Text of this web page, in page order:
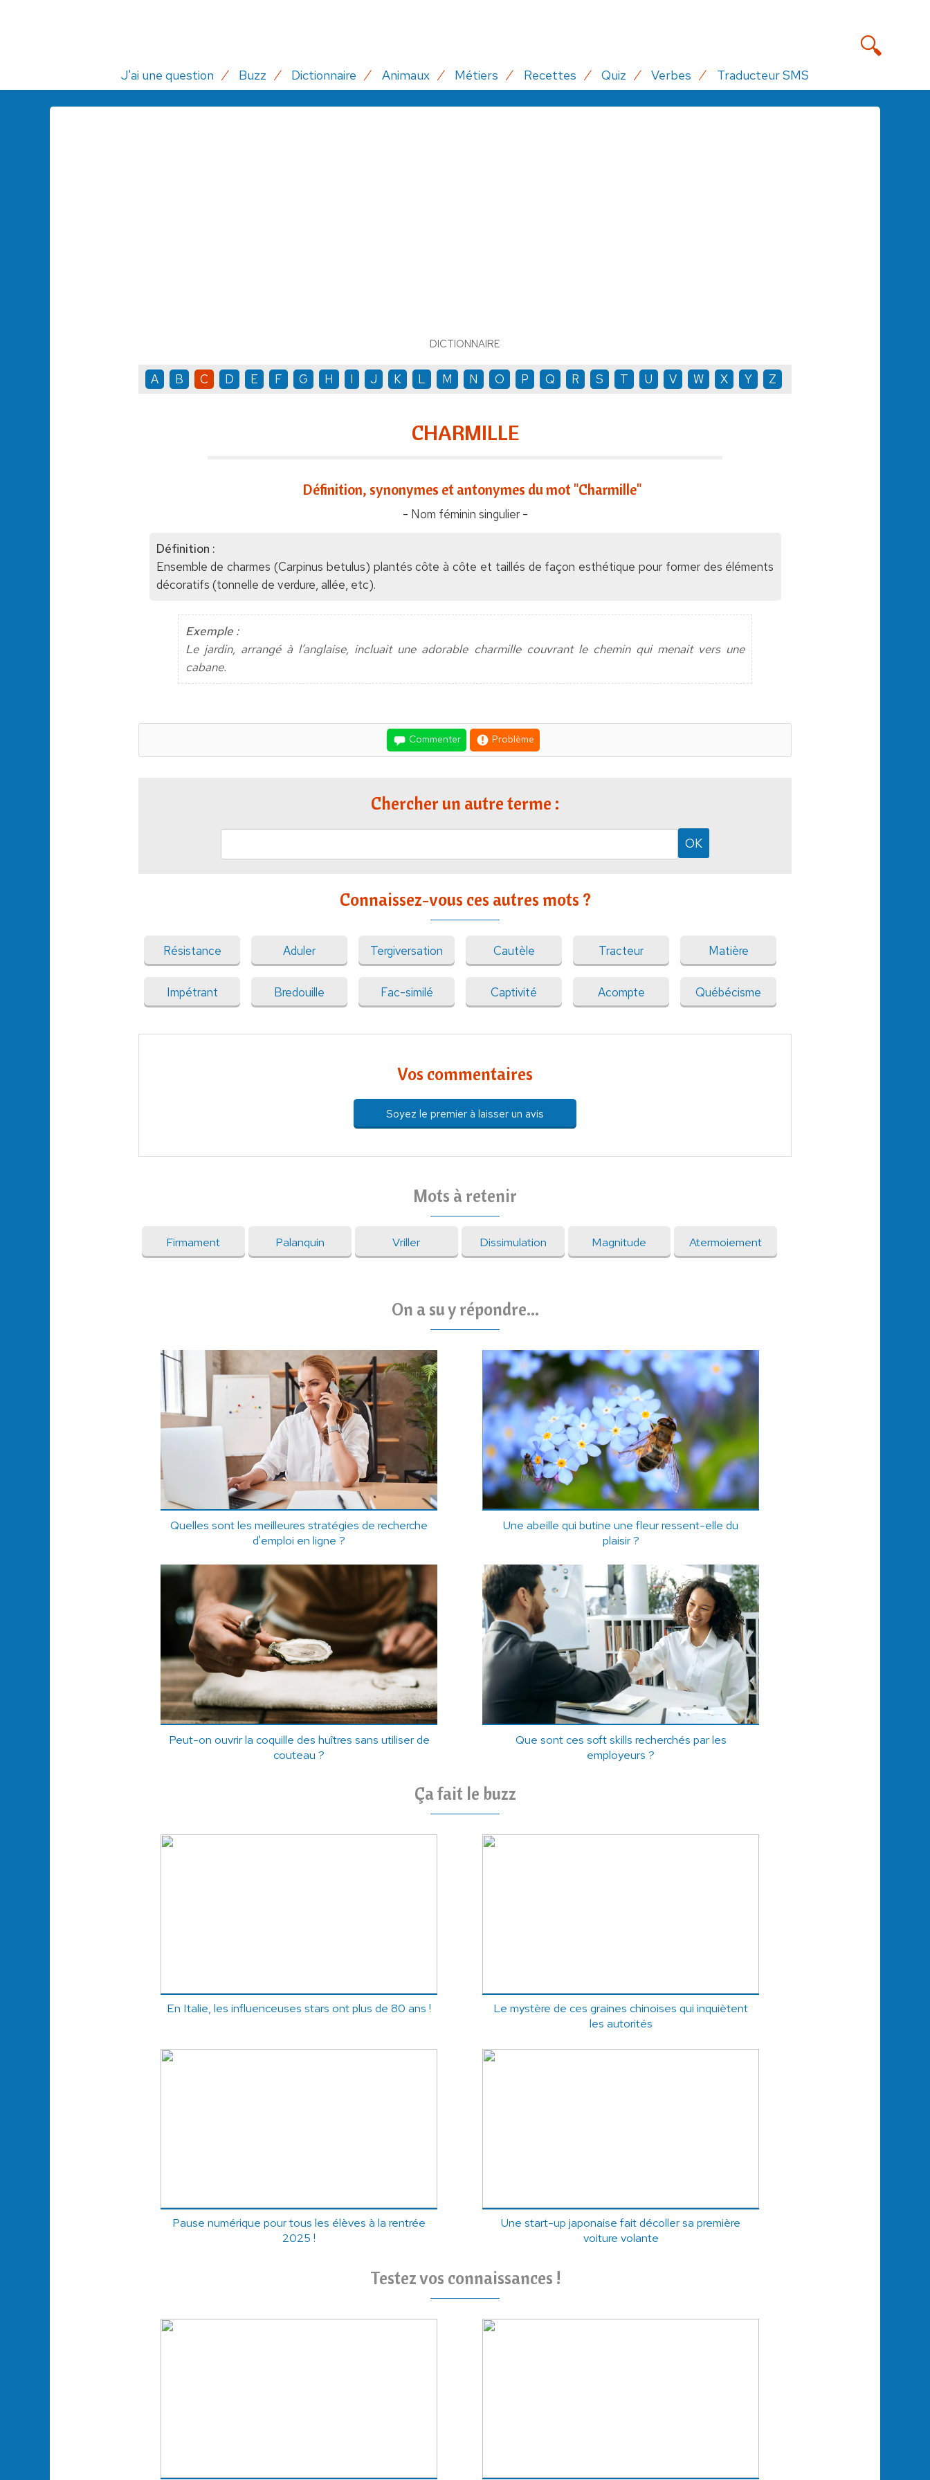
J'ai une question Buzz Dictionnaire Animaux Métiers Recettes Quiz Verbes Traducteur SMS
DICTIONNAIRE
A B C D E F G H I J K L M N O P Q R S T U V W X Y Z
CHARMILLE
Définition, synonymes et antonymes du mot "Charmille"
- Nom féminin singulier -
Définition :
Ensemble de charmes (Carpinus betulus) plantés côte à côte et taillés de façon esthétique pour former des éléments
décoratifs (tonnelle de verdure, allée, etc).
Exemple :
Le jardin, arrangé à l’anglaise, incluait une adorable charmille couvrant le chemin qui menait vers une
cabane.
Commenter Problème
Chercher un autre terme :
Connaissez-vous ces autres mots ?
Résistance Aduler Tergiversation Cautèle Tracteur Matière
Impétrant Bredouille Fac-similé Captivité Acompte Québécisme
Vos commentaires
Soyez le premier à laisser un avis
Mots à retenir
Firmament Palanquin Vriller Dissimulation Magnitude Atermoiement
On a su y répondre...
Quelles sont les meilleures stratégies de recherche
d'emploi en ligne ?
Une abeille qui butine une fleur ressent-elle du
plaisir ?
Peut-on ouvrir la coquille des huîtres sans utiliser de
couteau ?
Que sont ces soft skills recherchés par les
employeurs ?
Ça fait le buzz
En Italie, les influenceuses stars ont plus de 80 ans !
Le mystère de ces graines chinoises qui inquiètent
les autorités
Pause numérique pour tous les élèves à la rentrée
2025 !
Une start-up japonaise fait décoller sa première
voiture volante
Testez vos connaissances !